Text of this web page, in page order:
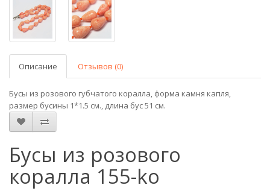
Описание Отзывов (0)
Бусы из розового губчатого коралла, форма камня капля,
размер бусины 1*1.5 см., длина бус 51 см.
Бусы из розового
коралла 155-ko